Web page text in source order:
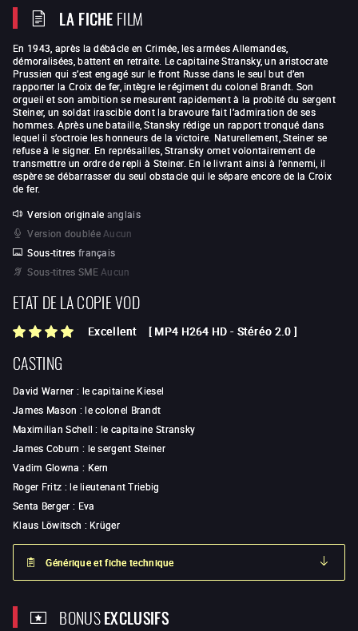
LA FICHEFILM
En 1943, après la débâcle en Crimée, les armées Allemandes,
démoralisées, battent en retraite. Le capitaine Stransky, un aristocrate
Prussien qui s’est engagé sur le front Russe dans le seul but d’en
rapporter la Croix de fer, intègre le régiment du colonel Brandt. Son
orgueil et son ambition se mesurent rapidement à la probité du sergent
Steiner, un soldat irascible dont la bravoure fait l’admiration de ses
hommes. Après une bataille, Stansky rédige un rapport tronqué dans
lequel il s’octroie les honneurs de la victoire. Naturellement, Steiner se
refuse à le signer. En représailles, Stransky omet volontairement de
transmettre un ordre de repli à Steiner. En le livrant ainsi à l’ennemi, il
espère se débarrasser du seul obstacle qui le sépare encore de la Croix
de fer.
Version originale anglais
Version doublée Aucun
Sous-titres français
Sous-titres SME Aucun
ETAT DE LA COPIE VOD
Excellent [ MP4 H264 HD - Stéréo 2.0 ]
CASTING
David Warner : le capitaine Kiesel
James Mason :le colonel Brandt
Maximilian Schell :le capitaine Stransky
James Coburn : le sergent Steiner
Vadim Glowna : Kern
Roger Fritz :le lieutenant Triebig
Senta Berger : Eva
Klaus Löwitsch : Krüger
Générique et fiche technique
BONUSEXCLUSIFS